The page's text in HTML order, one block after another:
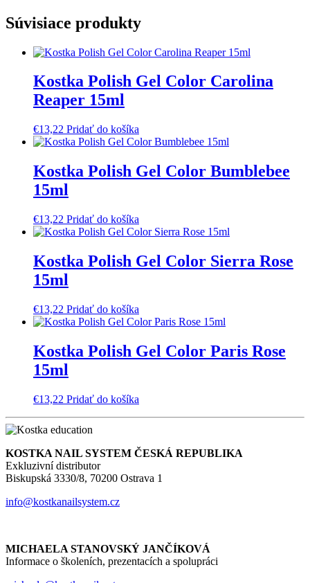
Súvisiace produkty
Kostka Polish Gel Color Carolina
Reaper 15ml
€13,22 Pridať do košíka
Kostka Polish Gel Color Bumblebee
15ml
€13,22 Pridať do košíka
Kostka Polish Gel Color Sierra Rose
15ml
€13,22 Pridať do košíka
Kostka Polish Gel Color Paris Rose
15ml
€13,22 Pridať do košíka
KOSTKA NAIL SYSTEM ČESKÁ REPUBLIKA
Exkluzivní distributor
Biskupská 3330/8, 70200 Ostrava 1
info@kostkanailsystem.cz
MICHAELA STANOVSKÝ JANČÍKOVÁ
Informace o školeních, prezentacích a spolupráci